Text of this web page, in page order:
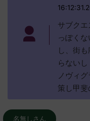
サブク
っぽく
し、街
らないし
ノヴィ
策し甲
名無しさん